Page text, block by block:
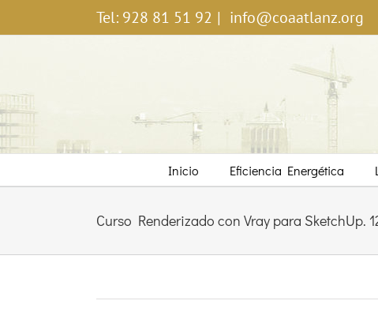
Tel: 928 81 51 92 | info@coaatlanz.org
Inicio Eficiencia Energética
Curso Renderizado con Vray para SketchUp.